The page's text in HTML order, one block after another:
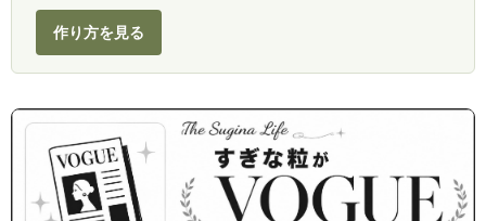
作り方を見る